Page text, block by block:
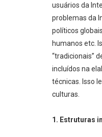
usuários da
problemas da
políticos
humanos etc.
“tradicionais”
incluídos na
técnicas. Isso
culturas.
1. Estruturas